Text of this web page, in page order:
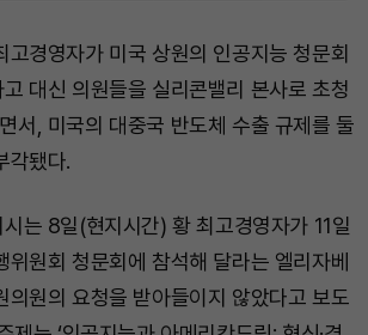
고경영자가 미국 상원의 인공지능 청문회
대신 의원들을 실리콘밸리 본사로 초청
서, 미국의 대중국 반도체 수출 규제를 둘
각됐다.
는 8일(현지시간) 황 최고경영자가 11일
위원회 청문회에 참석해 달라는 엘리자베
의원의 요청을 받아들이지 않았다고 보도